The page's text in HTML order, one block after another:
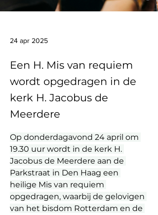
24 apr 2025
Een H. Mis van requiem
wordt opgedragen in de
kerk H. Jacobus de
Meerdere
Op donderdagavond 24 april om
19.30 uur wordt in de kerk H.
Jacobus de Meerdere aan de
Parkstraat in Den Haag een
heilige Mis van requiem
opgedragen, waarbij de gelovigen
van het bisdom Rotterdam en de